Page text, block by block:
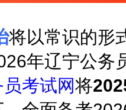
将以常识的形
年辽宁公务
考试网将